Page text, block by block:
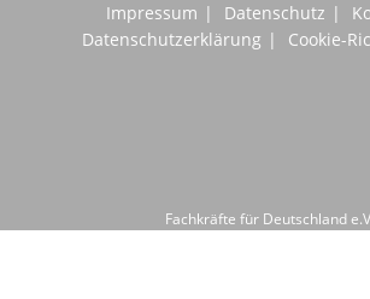
Impressum Datenschutz
Datenschutzerklärung
Cookie-
Fachkräfte für Deutschland